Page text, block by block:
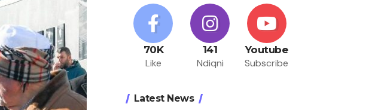
70K
Like
141
Ndiqni
Youtube
Subscribe
Latest News